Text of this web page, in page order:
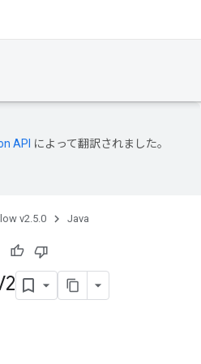
API によって翻訳されました。
v2.5.0 Java